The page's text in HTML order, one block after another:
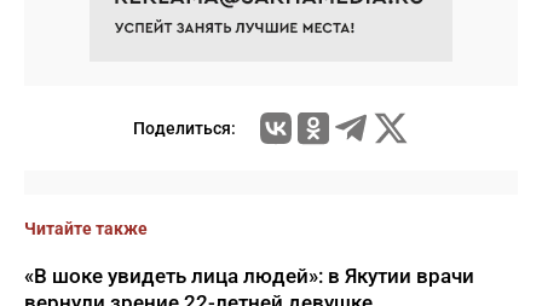
Поделиться:
Читайте также
«В шоке увидеть лица людей»: в Якутии врачи